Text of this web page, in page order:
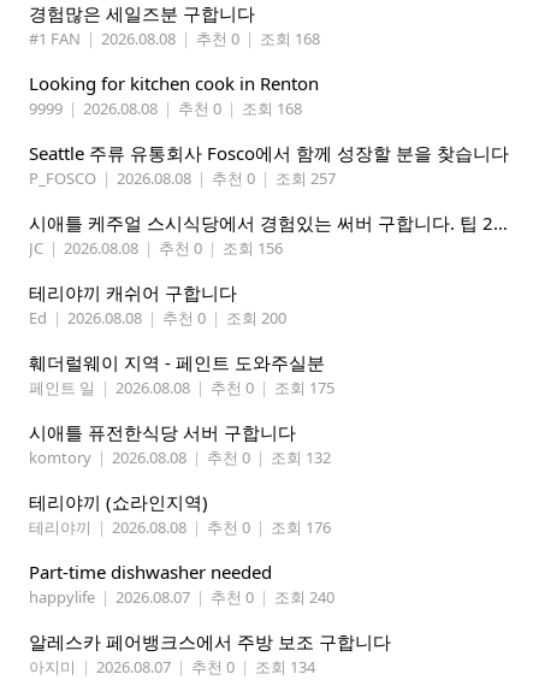
경험많은 세일즈분 구합니다
#1 FAN | 2026.08.08 | 추천 0 | 조회 168
Looking for kitchen cook in Renton
9999 | 2026.08.08 | 추천 0 | 조회 168
Seattle 주류 유통회사 Fosco에서 함께 성장할 분을 찾습니다
P_FOSCO | 2026.08.08 | 추천 0 | 조회 257
시애틀 케주얼 스시식당에서 경험있는 써버 구합니다. 팁 200 이상
JC | 2026.08.08 | 추천 0 | 조회 156
테리야끼 캐쉬어 구합니다
Ed | 2026.08.08 | 추천 0 | 조회 200
훼더럴웨이 지역 - 페인트 도와주실분
페인트 일 | 2026.08.08 | 추천 0 | 조회 175
시애틀 퓨전한식당 서버 구합니다
komtory | 2026.08.08 | 추천 0 | 조회 132
테리야끼 (쇼라인지역)
테리야끼 | 2026.08.08 | 추천 0 | 조회 176
Part-time dishwasher needed
happylife | 2026.08.07 | 추천 0 | 조회 240
알레스카 페어뱅크스에서 주방 보조 구합니다
아지미 | 2026.08.07 | 추천 0 | 조회 134